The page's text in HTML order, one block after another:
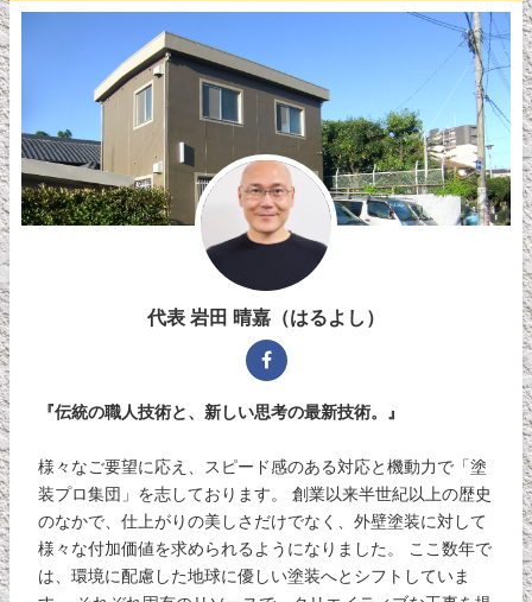
代表 岩田 晴嘉（はるよし）
『伝統の職人技術と、新しい思考の最新技術。』
様々なご要望に応え、スピード感のある対応と機動力で「塗
装プロ集団」を志しております。 創業以来半世紀以上の歴史
のなかで、仕上がりの美しさだけでなく、外壁塗装に対して
様々な付加価値を求められるようになりました。 ここ数年で
は、環境に配慮した地球に優しい塗装へとシフトしていま